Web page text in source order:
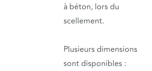
à béton, lors du
scellement.
Plusieurs dimensions
sont disponibles :